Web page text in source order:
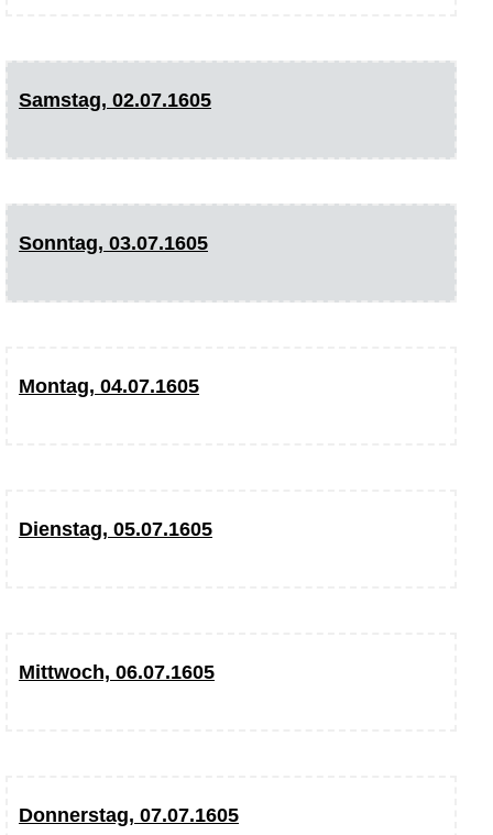
Samstag, 02.07.1605
Sonntag, 03.07.1605
Montag, 04.07.1605
Dienstag, 05.07.1605
Mittwoch, 06.07.1605
Donnerstag, 07.07.1605